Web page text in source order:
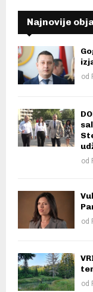
Najnovije
od
od
od
od